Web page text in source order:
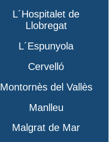
L´Hospitalet de
Llobregat
L´Espunyola
Cervelló
Montornès del Vallès
Manlleu
Malgrat de Mar